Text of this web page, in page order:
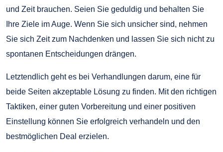
und Zeit brauchen. Seien Sie geduldig und behalten Sie
Ihre Ziele im Auge. Wenn Sie sich unsicher sind, nehmen
Sie sich Zeit zum Nachdenken und lassen Sie sich nicht zu
spontanen Entscheidungen drängen.
Letztendlich geht es bei Verhandlungen darum, eine für
beide Seiten akzeptable Lösung zu finden. Mit den richtigen
Taktiken, einer guten Vorbereitung und einer positiven
Einstellung können Sie erfolgreich verhandeln und den
bestmöglichen Deal erzielen.